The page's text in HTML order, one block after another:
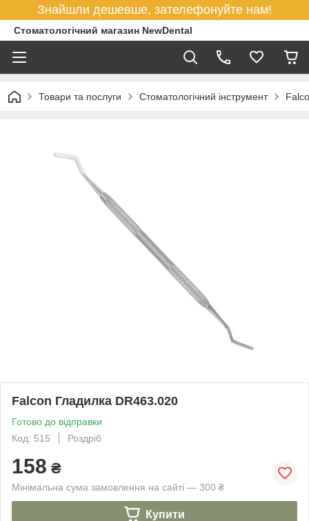
Знайшли дешевше, зателефонуйте нам!
Стоматологічний магазин NewDental
Товари та послуги Стоматологічний інструмент
Falcon Гладилка DR463.020
Готово до відправки
Код: 515
Роздріб
158 ₴
Мінімальна сума замовлення на сайті — 300 ₴
Купити